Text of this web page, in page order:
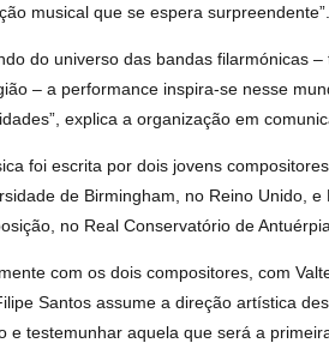
musical que se espera surpreendente”.
do universo das bandas filarmónicas
– a performance inspira-se nesse
explica a organização em
foi escrita por dois jovens
de Birmingham, no Reino Unido,
no Real Conservatório de
com os dois compositores, com
Santos assume a direção artística
e testemunhar aquela que será a